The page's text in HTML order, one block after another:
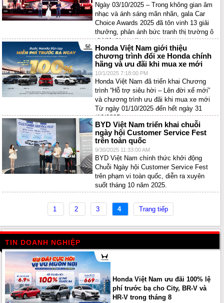
Ngày 03/10/2025 – Trong không gian âm
nhạc và ánh sáng mãn nhãn, gala Car
Choice Awards 2025 đã tôn vinh 13 giải
thưởng, phản ánh bức tranh thị trường ô
tô Việt Nam năm nay.
Honda Việt Nam giới thiệu
chương trình đổi xe Honda chính
hãng và ưu đãi khi mua xe mới
10/1/2025 7:18:00 PM
Honda Việt Nam đã triển khai Chương
trình “Hỗ trợ siêu hời – Lên đời xế mới”
và chương trình ưu đãi khi mua xe mới
Từ ngày 01/10/2025 đến hết ngày 31
/10/2025.
BYD Việt Nam triển khai chuỗi
ngày hội Customer Service Fest
trên toàn quốc
9/30/2025 11:33:00 AM
BYD Việt Nam chính thức khởi động
Chuỗi Ngày hội Customer Service Fest
trên phạm vi toàn quốc, diễn ra xuyên
suốt tháng 10 năm 2025.
1 2 3 4 Trang tiếp
TIN DOANH NGHIỆP
Honda Việt Nam ưu đãi 100% lệ
phí trước bạ cho City, BR-V và
HR-V trong tháng 8